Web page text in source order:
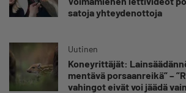
satoja yhteydenottoja
Uutinen
Koneyrittäjät:
mentävä porsaanreikä” –
vahingot eivät voi jäädä